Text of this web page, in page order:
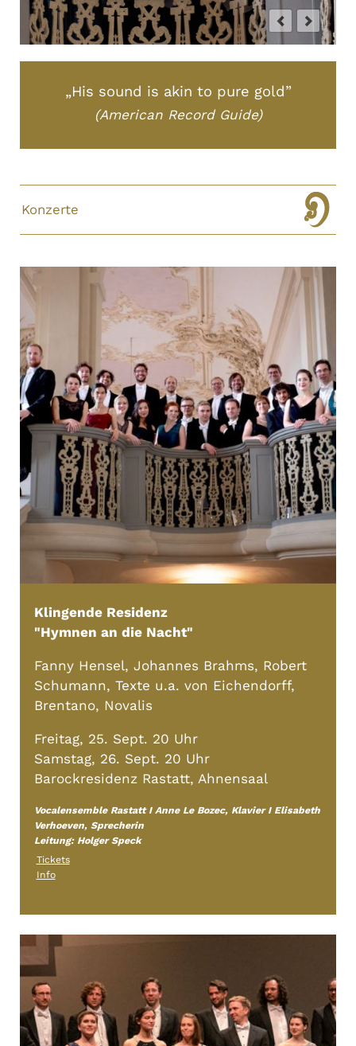
„His sound is akin to pure gold”
(American Record Guide)
Konzerte
Klingende Residenz
"Hymnen an die Nacht"
Fanny Hensel, Johannes Brahms, Robert
Schumann, Texte u.a. von Eichendorff,
Brentano, Novalis
Freitag, 25. Sept. 20 Uhr
Samstag, 26. Sept. 20 Uhr
Barockresidenz Rastatt, Ahnensaal
Vocalensemble Rastatt I Anne Le Bozec, Klavier I Elisabeth
Verhoeven, Sprecherin
Leitung: Holger Speck
Tickets
Info